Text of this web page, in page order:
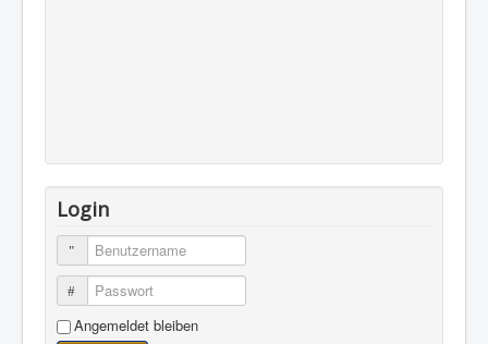
Login
Benutzername
Passwort
Angemeldet bleiben